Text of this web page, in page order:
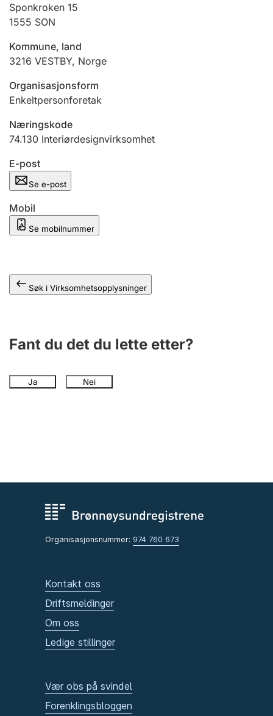
Jeger
Ektepaktveileder
Offentlig sektor
Andre tema
Sponkroken 15
1555 SON
Kommune, land
3216 VESTBY, Norge
Organisasjonsform
Enkeltpersonforetak
Næringskode
74.130 Interiørdesignvirksomhet
E-post
Se e-post
Mobil
Se mobilnummer
Søk i Virksomhetsopplysninger
Fant du det du lette etter?
Ja Nei
Organisasjonsnummer: 974 760 673
Kontakt oss
Driftsmeldinger
Om oss
Ledige stillinger
Vær obs på svindel
Forenklingsbloggen